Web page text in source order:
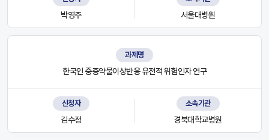
박영주 서울대병원
과제명
한국인 중증약물이상반응 유전적 위험인자 연구
신청자
김수정
소속기관
경북대학교병원